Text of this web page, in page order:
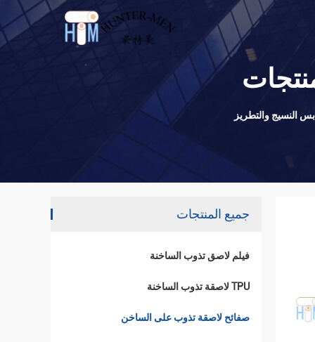
جميع المنتجات
فيلم لاصق تذوب الساخنة
TPU لاصقة تذوب الساخنة
صفائح لاصقة تذوب على الساخن